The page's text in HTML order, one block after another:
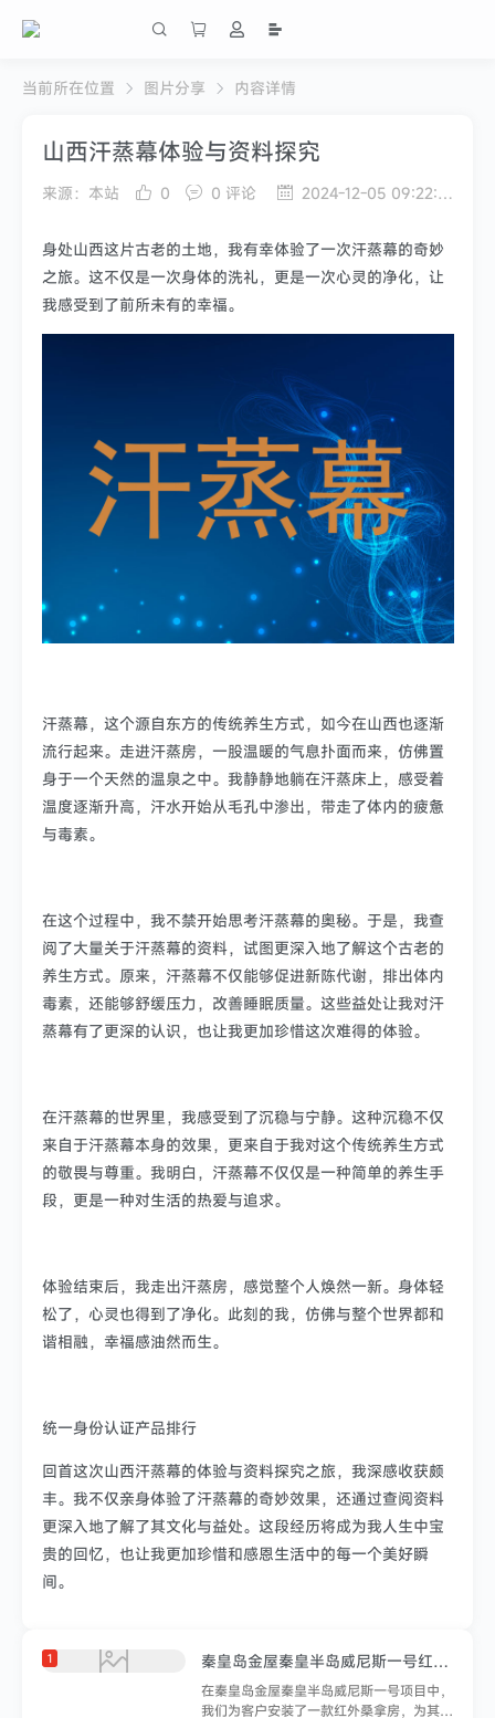
当前所在位置 图片分享 内容详情
山西汗蒸幕体验与资料探究
来源：本站 0 0 评论 2024-12-05 09:22:14
身处山西这片古老的土地，我有幸体验了一次汗蒸幕的奇妙
之旅。这不仅是一次身体的洗礼，更是一次心灵的净化，让
我感受到了前所未有的幸福。
汗蒸幕，这个源自东方的传统养生方式，如今在山西也逐渐
流行起来。走进汗蒸房，一股温暖的气息扑面而来，仿佛置
身于一个天然的温泉之中。我静静地躺在汗蒸床上，感受着
温度逐渐升高，汗水开始从毛孔中渗出，带走了体内的疲惫
与毒素。
在这个过程中，我不禁开始思考汗蒸幕的奥秘。于是，我查
阅了大量关于汗蒸幕的资料，试图更深入地了解这个古老的
养生方式。原来，汗蒸幕不仅能够促进新陈代谢，排出体内
毒素，还能够舒缓压力，改善睡眠质量。这些益处让我对汗
蒸幕有了更深的认识，也让我更加珍惜这次难得的体验。
在汗蒸幕的世界里，我感受到了沉稳与宁静。这种沉稳不仅
来自于汗蒸幕本身的效果，更来自于我对这个传统养生方式
的敬畏与尊重。我明白，汗蒸幕不仅仅是一种简单的养生手
段，更是一种对生活的热爱与追求。
体验结束后，我走出汗蒸房，感觉整个人焕然一新。身体轻
松了，心灵也得到了净化。此刻的我，仿佛与整个世界都和
谐相融，幸福感油然而生。
统一身份认证产品排行
回首这次山西汗蒸幕的体验与资料探究之旅，我深感收获颇
丰。我不仅亲身体验了汗蒸幕的奇妙效果，还通过查阅资料
更深入地了解了其文化与益处。这段经历将成为我人生中宝
贵的回忆，也让我更加珍惜和感恩生活中的每一个美好瞬
间。
1 秦皇岛金屋秦皇半岛威尼斯一号红外桑拿房安装案例分享
在秦皇岛金屋秦皇半岛威尼斯一号项目中，
我们为客户安装了一款红外桑拿房，为其提